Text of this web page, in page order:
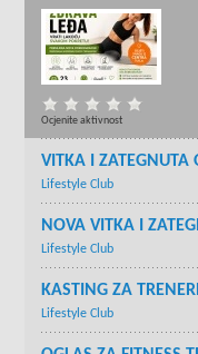
Ocjenite aktivnost
VITKA I ZATEGNUTA
Lifestyle Club
NOVA VITKA I
Lifestyle Club
KASTING ZA
Lifestyle Club